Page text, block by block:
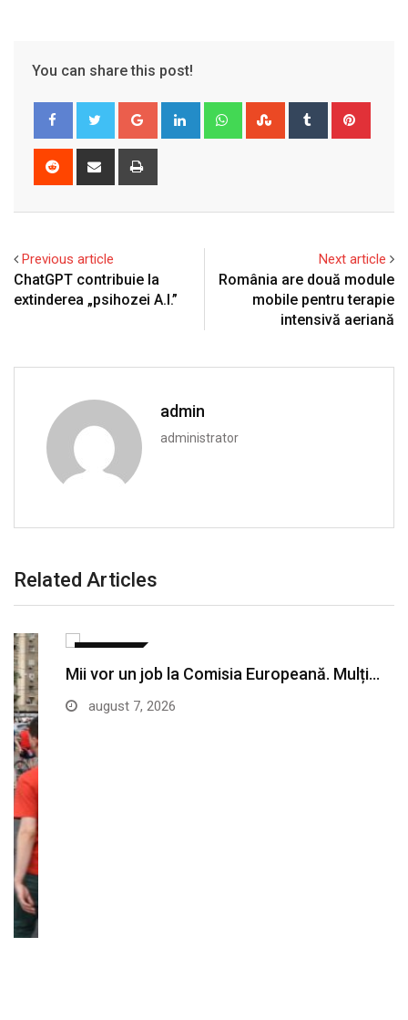
You can share this post!
Google+ LinkedIn WhatsappStumbleUpon
Tumblr
Reddit
Share
Previous article
ChatGPT contribuie la
extinderea „psihozei A.I.”
Next article
România are două module
mobile pentru terapie
intensivă aeriană
admin
administrator
Related Articles
SANATATE
Mii vor un job la Comisia Europeană. Mulți…
august 7, 2026